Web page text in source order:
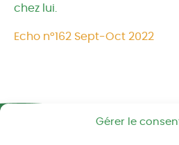
Gérer le
chez lui.
Echo n°162 Sept-Oct 2022
Réseau CIVAM -
2 av. du